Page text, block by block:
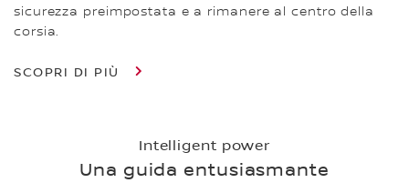
sicurezza preimpostata e a rimanere al centro della
corsia.
SCOPRI DI PIÙ
Intelligent power
Una guida entusiasmante